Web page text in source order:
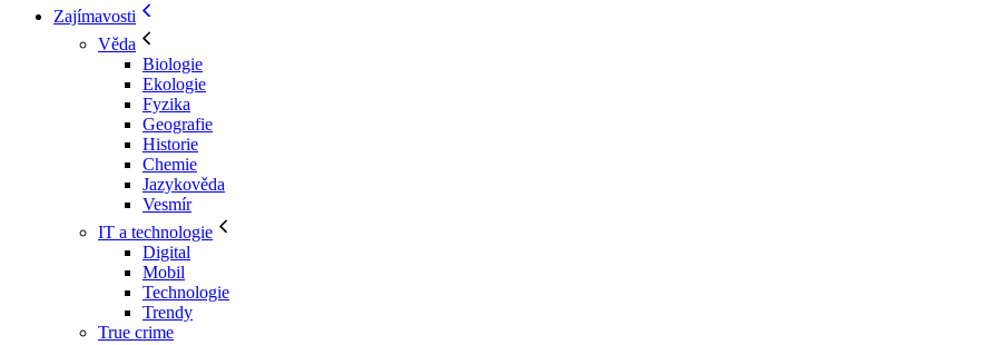
Zajímavosti
Věda
Biologie
Ekologie
Fyzika
Geografie
Historie
Chemie
Jazykověda
Vesmír
IT a technologie
Digital
Mobil
Technologie
Trendy
True crime